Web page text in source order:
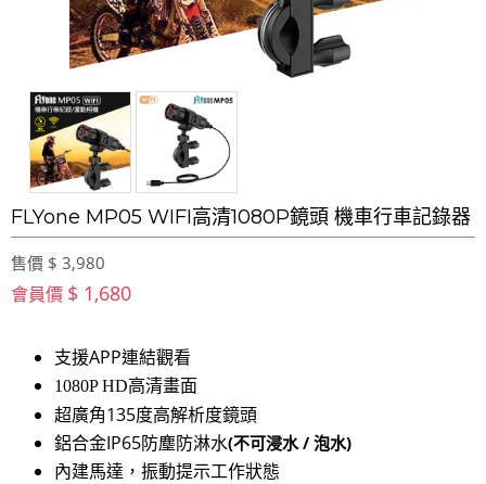
FLYone MP05 WIFI高清1080P鏡頭 機車行車記錄器
售價 $ 3,980
會員價 $ 1,680
支援APP連結觀看
1080P HD高清畫面
超廣角135度高解析度鏡頭
鋁合金IP65防塵防淋水(不可浸水 / 泡水)
內建馬達，振動提示工作狀態